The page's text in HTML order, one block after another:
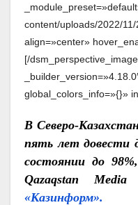
content/uploads/2022/
align=»center»
[/
global_colors_info=»{}»
В Северо-
пять лет довести
состоянии до
Qazaqstan
«Казинформ».